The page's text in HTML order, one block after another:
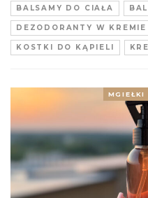
BALSAMY DO CIAŁA
DEZODORANTY W KREMIE
KOSTKI DO KĄPIELI